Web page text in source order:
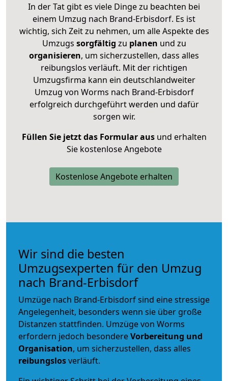
In der Tat gibt es viele Dinge zu beachten bei
einem Umzug nach Brand-Erbisdorf. Es ist
wichtig, sich Zeit zu nehmen, um alle Aspekte des
Umzugs sorgfältig zu planen und zu
organisieren, um sicherzustellen, dass alles
reibungslos verläuft. Mit der richtigen
Umzugsfirma kann ein deutschlandweiter
Umzug von Worms nach Brand-Erbisdorf
erfolgreich durchgeführt werden und dafür
sorgen wir.
Füllen Sie jetzt das Formular ausund erhalten
Sie kostenlose Angebote
Kostenlose Angebote erhalten
Wir sind die besten
Umzugsexperten für den Umzug
nach Brand-Erbisdorf
Umzüge nach Brand-Erbisdorf sind eine stressige
Angelegenheit, besonders wenn sie über große
Distanzen stattfinden. Umzüge von Worms
erfordern jedoch besondereVorbereitung und
Organisation, um sicherzustellen, dass alles
reibungslosverläuft.